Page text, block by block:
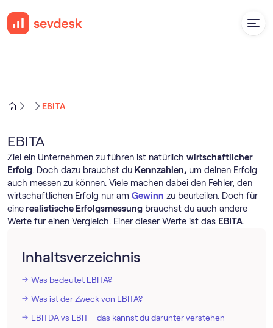
EBITA
EBITA
Ziel ein Unternehmen zu führen ist natürlich wirtschaftlicher
Erfolg. Doch dazu brauchst du Kennzahlen, um deinen Erfolg
auch messen zu können. Viele machen dabei den Fehler, den
wirtschaftlichen Erfolg nur am Gewinn zu beurteilen. Doch für
einerealistische Erfolgsmessung brauchst du auch andere
Werte für einen Vergleich. Einer dieser Werte ist das EBITA.
Inhaltsverzeichnis
Was bedeutet EBITA?
Was ist der Zweck von EBITA?
EBITDA vs EBIT – das kannst du darunter verstehen